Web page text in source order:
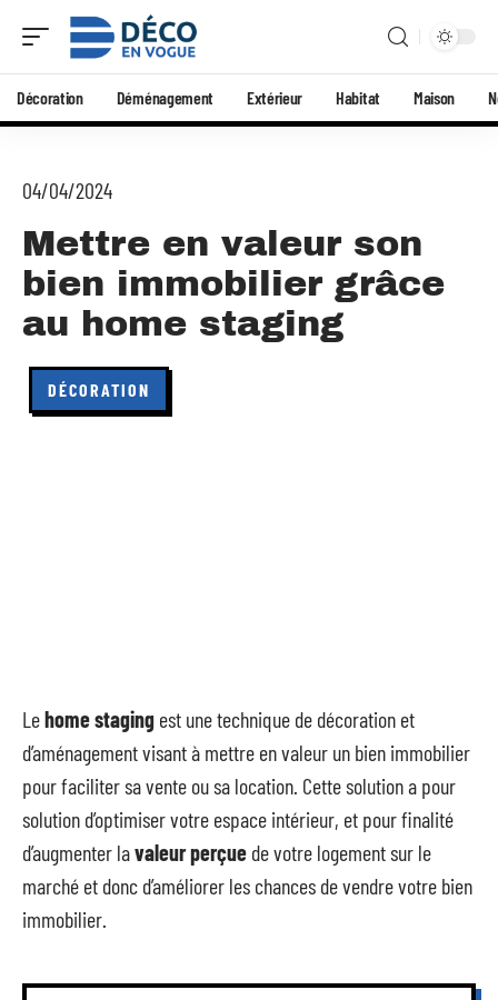
Décoration Déménagement Extérieur Habitat Maison
04/04/2024
Mettre en valeur son
bien immobilier grâce
au home staging
DÉCORATION
Lehome staging est une technique de décoration et
d’aménagement visant à mettre en valeur un bien immobilier
pour faciliter sa vente ou sa location. Cette solution a pour
solution d’optimiser votre espace intérieur, et pour finalité
d’augmenter lavaleur perçue de votre logement sur le
marché et donc d’améliorer les chances de vendre votre bien
immobilier.